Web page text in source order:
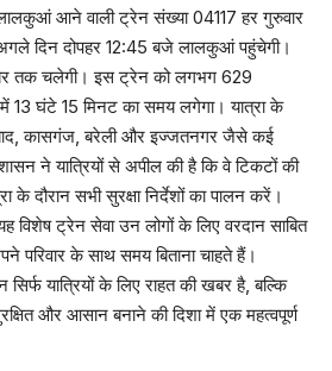
आने वाली ट्रेन संख्या 04117 हर गुरुवार
अगले दिन दोपहर 12:45 बजे लालकुआं पहुंचेगी।
तक चलेगी। इस ट्रेन को लगभग 629
13 घंटे 15 मिनट का समय लगेगा। यात्रा के
कासगंज, बरेली और इज्जतनगर जैसे कई
ने यात्रियों से अपील की है कि वे टिकटों की
के दौरान सभी सुरक्षा निर्देशों का पालन करें।
विशेष ट्रेन सेवा उन लोगों के लिए वरदान साबित
परिवार के साथ समय बिताना चाहते हैं।
यात्रियों के लिए राहत की खबर है, बल्कि
और आसान बनाने की दिशा में एक महत्वपूर्ण